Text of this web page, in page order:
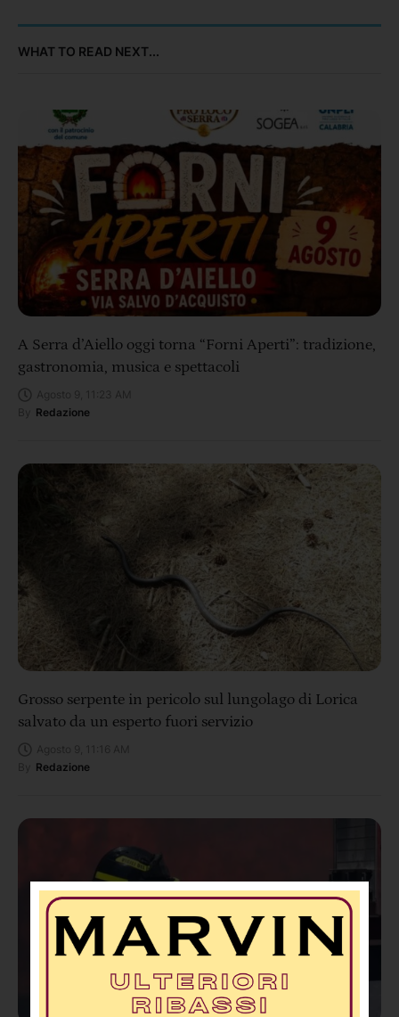
WHAT TO READ NEXT...
A Serra d’Aiello oggi torna “Forni Aperti”: tradizione,
gastronomia, musica e spettacoli
Redazione
Grosso serpente in pericolo sul lungolago di Lorica
salvato da un esperto fuori servizio
Redazione